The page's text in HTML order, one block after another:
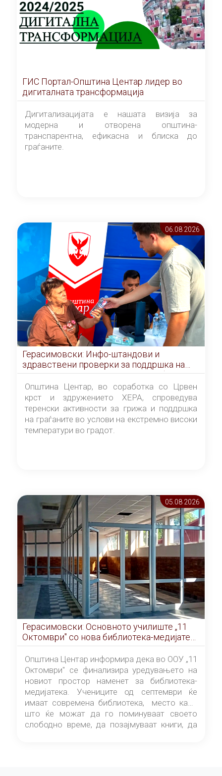
ГИС Портал-Општина Центар лидер во
дигиталната трансформација
Дигитализацијата е нашата визија за
модерна и отворена општина-
транспарентна, ефикасна и блиска до
граѓаните.
06.08 2026
Герасимовски: Инфо-штандови и
здравствени проверки за поддршка на
граѓаните во услови на топлотен бран
Општина Центар, во соработка со Црвен
крст и здружението ХЕРА, спроведува
теренски активности за грижа и поддршка
на граѓаните во услови на екстремно високи
температури во градот.
05.08 2026
Герасимовски: Основното училиште „11
Октомври" со нова библиотека-медијатека
од септември
Општина Центар информира дека во ООУ „11
Октомври" се финализира уредувањето на
новиот простор наменет за библиотека-
медијатека. Учениците од септември ќе
имаат современа библиотека, место каде
што ќе можат да го поминуваат своето
слободно време, да позајмуваат книги, да